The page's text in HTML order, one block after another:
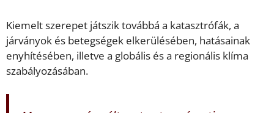
Kiemelt szerepet játszik továbbá a katasztrófák, a
járványok és betegségek elkerülésében, hatásainak
enyhítésében, illetve a globális és a regionális klíma
szabályozásában.